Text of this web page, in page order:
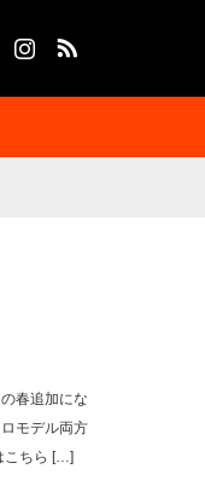
春追加にな
モデル両方
ちら […]